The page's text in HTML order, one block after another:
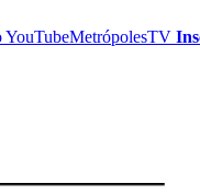
YouTubeMetrópolesTV